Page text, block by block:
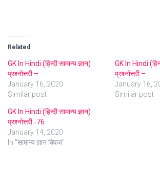
Related
GK In Hindi (हिन्दी सामान्य ज्ञान)
प्रश्नोत्तरी –
January 16, 2020
Similar post
GK In Hindi
प्रश्नोत्तरी –
January 16,
Similar post
GK In Hindi (हिन्दी सामान्य ज्ञान)
प्रश्नोत्तरी -76
January 14, 2020
In "सामान्य ज्ञान क्विज"